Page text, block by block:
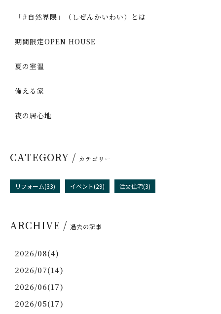
「#自然界隈」（しぜんかいわい）とは
期間限定OPEN HOUSE
夏の室温
備える家
夜の居心地
CATEGORY / カテゴリー
リフォーム(33) イベント(29) 注文住宅(3)
ARCHIVE / 過去の記事
2026/08(4)
2026/07(14)
2026/06(17)
2026/05(17)